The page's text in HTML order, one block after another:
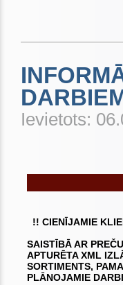
Ievietots:
!! CIENĪJAMIE
SAISTĪBĀ AR
APTURĒTA XML
SORTIMENTS,
PLĀNOJAMIE